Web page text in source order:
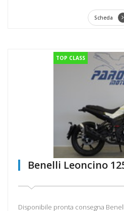
Scheda
TOP CLASS
Benelli Leoncino
Disponibile pronta consegna